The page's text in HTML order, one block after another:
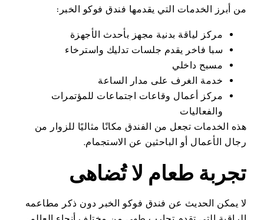
من أبرز الخدمات التي يقدمها فندق فوكو الخبر:
مركز لياقة بدنية مجهز بأحدث الأجهزة
سبا فاخر يقدم جلسات تدليك واسترخاء
مسبح داخلي
خدمة الغرف على مدار الساعة
مركز أعمال وقاعات اجتماعات للمؤتمرات
والفعاليات
هذه الخدمات تجعل من الفندق مكانًا مثاليًا للزوار من
رجال الأعمال أو الباحثين عن الاستجمام.
تجربة طعام لا تُضاهى
لا يمكن الحديث عن فندق فوكو الخبر دون ذكر مطاعمه